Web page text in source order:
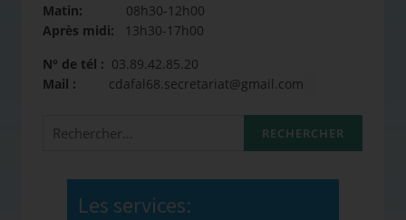
Matin: 08h30-12h00
Après midi: 13h30-17h00
N° de tél : 03.89.42.85.20
Mail : cdafal68.secretariat@gmail.com